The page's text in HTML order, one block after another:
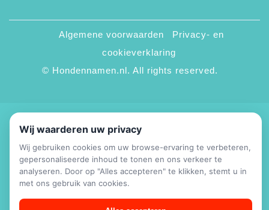
© Hondennamen.nl. All rights reserved.
Algemene voorwaarden
Privacy- en
cookieverklaring